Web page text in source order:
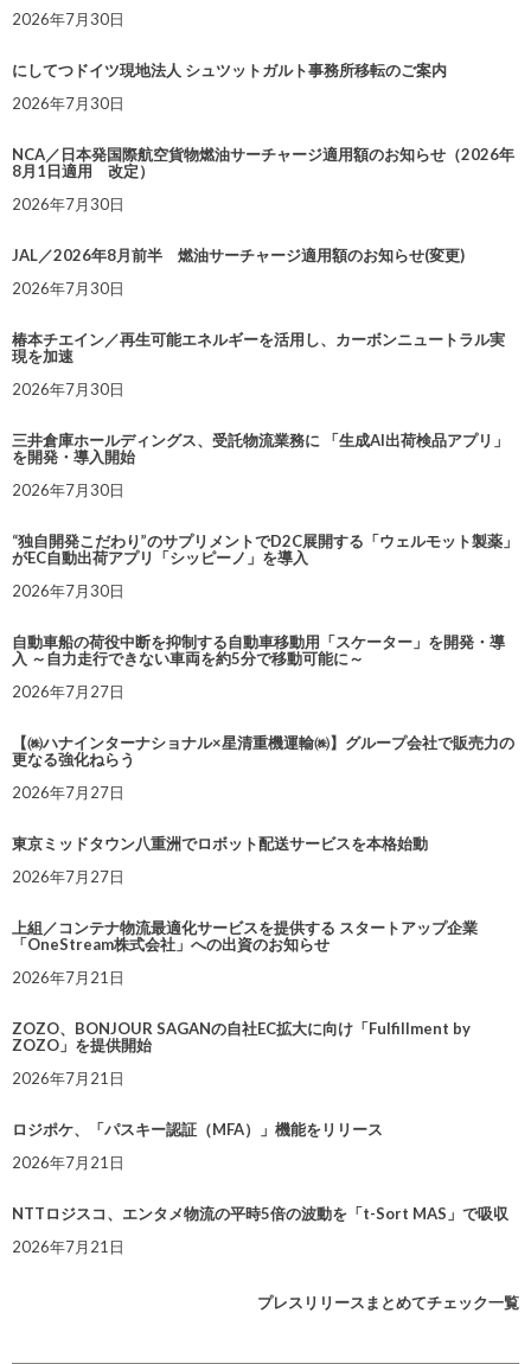
2026年7月30日
にしてつドイツ現地法人 シュツットガルト事務所移転のご案内
2026年7月30日
NCA／日本発国際航空貨物燃油サーチャージ適用額のお知らせ（2026年
8月1日適用 改定）
2026年7月30日
JAL／2026年8月前半 燃油サーチャージ適用額のお知らせ(変更)
2026年7月30日
椿本チエイン／再生可能エネルギーを活用し、カーボンニュートラル実
現を加速
2026年7月30日
三井倉庫ホールディングス、受託物流業務に 「生成AI出荷検品アプリ」
を開発・導入開始
2026年7月30日
“独自開発こだわり”のサプリメントでD2C展開する「ウェルモット製薬」
がEC自動出荷アプリ「シッピーノ」を導入
2026年7月30日
自動車船の荷役中断を抑制する自動車移動用「スケーター」を開発・導
入 ～自力走行できない車両を約5分で移動可能に～
2026年7月27日
【㈱ハナインターナショナル×星清重機運輸㈱】グループ会社で販売力の
更なる強化ねらう
2026年7月27日
東京ミッドタウン八重洲でロボット配送サービスを本格始動
2026年7月27日
上組／コンテナ物流最適化サービスを提供する スタートアップ企業
「OneStream株式会社」への出資のお知らせ
2026年7月21日
ZOZO、BONJOUR SAGANの自社EC拡大に向け「Fulfillment by
ZOZO」を提供開始
2026年7月21日
ロジポケ、「パスキー認証（MFA）」機能をリリース
2026年7月21日
NTTロジスコ、エンタメ物流の平時5倍の波動を「t-Sort MAS」で吸収
2026年7月21日
プレスリリースまとめてチェック一覧